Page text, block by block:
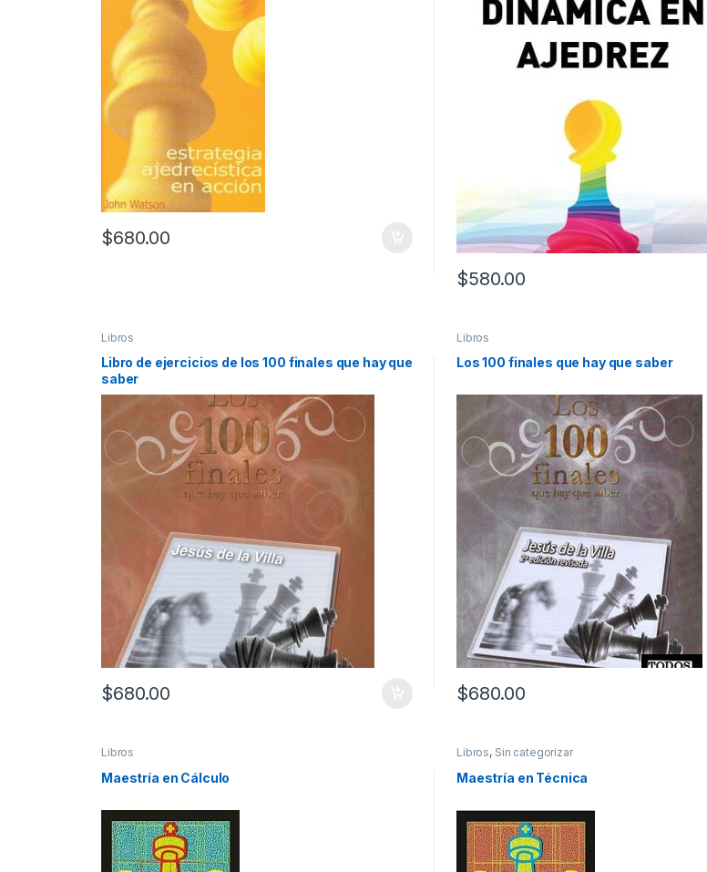
$680.00
$580.00
Libros
Libro de ejercicios de los 100 finales que hay que
saber
$680.00
Libros
Los 100 finales que hay que saber
$680.00
Libros
Maestría en Cálculo
Libros, Sin categorizar
Maestría en Técnica